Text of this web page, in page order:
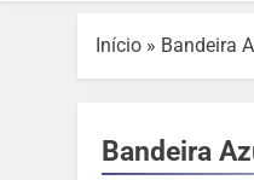
Início » Bandeira
Bandeira